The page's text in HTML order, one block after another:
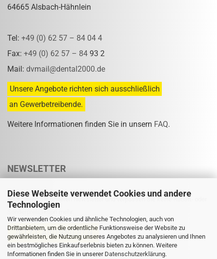
Diese Webseite verwendet Cookies und andere
Technologien
Wir verwenden Cookies und ähnliche Technologien, auch von
Drittanbietern, um die ordentliche Funktionsweise der Website zu
gewährleisten, die Nutzung unseres Angebotes zu analysieren und Ihnen
ein bestmögliches Einkaufserlebnis bieten zu können. Weitere
Informationen finden Sie in unserer Datenschutzerklärung.
64665 Alsbach-Hähnlein
Tel: +49 (0) 62 57 – 84 04 4
Fax: +49 (0) 62 57 – 84 93 2
Mail: dvmail@dental2000.de
Unsere Angebote richten sich ausschließlich
an Gewerbetreibende.
Weitere Informationen finden Sie in unsern FAQ.
NEWSLETTER
Abonnieren Sie unseren Newsletter und verpassen Sie keine Rabatt- oder
Sonderpreisaktion mehr.
Eine Abmeldung ist jederzeit möglich.